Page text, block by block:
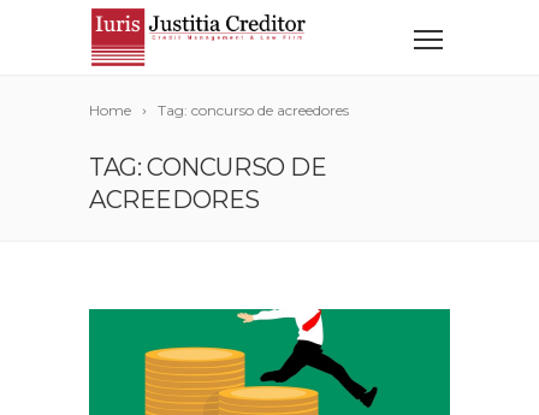
Home Tag: concurso de acreedores
TAG: CONCURSO DE
ACREEDORES